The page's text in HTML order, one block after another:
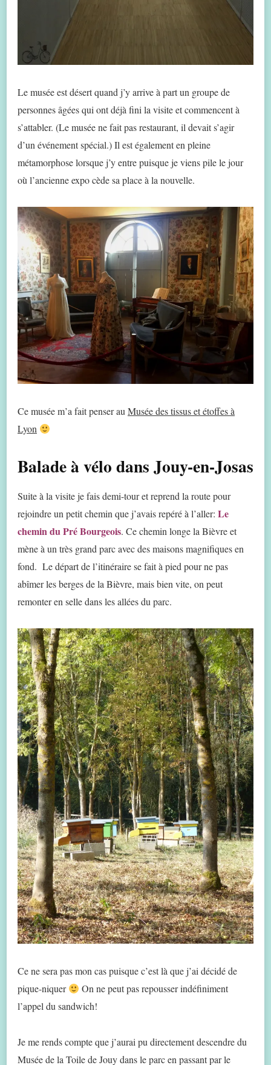
Le musée est désert quand j’y arrive à part un groupe de
personnes âgées qui ont déjà fini la visite et commencent à
s’attabler. (Le musée ne fait pas restaurant, il devait s’agir
d’un événement spécial.) Il est également en pleine
métamorphose lorsque j’y entre puisque je viens pile le jour
où l’ancienne expo cède sa place à la nouvelle.
Ce musée m’a fait penser auMusée des tissus et étoffes à
Lyon
Balade à vélo dans Jouy-en-Josas
Suite à la visite je fais demi-tour et reprend la route pour
rejoindre un petit chemin que j’avais repéré à l’aller: Le
chemin du Pré Bourgeois. Ce chemin longe la Bièvre et
mène à un très grand parc avec des maisons magnifiques en
fond. Le départ de l’itinéraire se fait à pied pour ne pas
abîmer les berges de la Bièvre, mais bien vite, on peut
remonter en selle dans les allées du parc.
Ce ne sera pas mon cas puisque c’est là que j’ai décidé de
pique-niquer
On ne peut pas repousser indéfiniment
l’appel du sandwich!
Je me rends compte que j’aurai pu directement descendre du
Musée de la Toile de Jouy dans le parc en passant par le